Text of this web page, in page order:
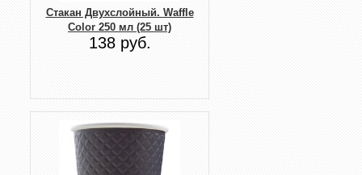
Стакан Двухслойный. Waffle
Color 250 мл (25 шт)
138 руб.